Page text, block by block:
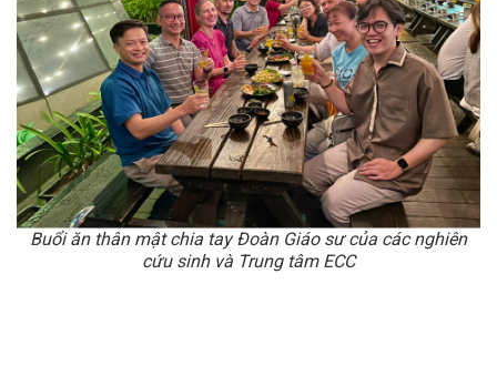
Buổi ăn thân mật chia tay Đoàn Giáo sư của các nghiên
cứu sinh và Trung tâm ECC